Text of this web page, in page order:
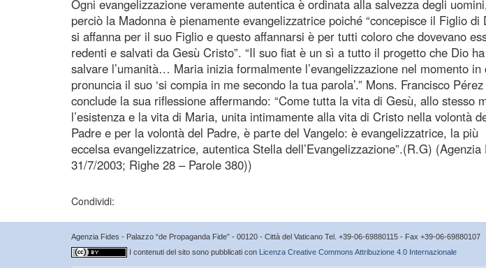
Ogni evangelizzazione veramente autentica è ordinata alla salvezza degli
perciò la Madonna è pienamente evangelizzatrice poiché “concepisce il Figlio di
si affanna per il suo Figlio e questo affannarsi è per tutti coloro che dovevano
redenti e salvati da Gesù Cristo”. “Il suo fiat è un sì a tutto il progetto che Dio
salvare l’umanità… Maria inizia formalmente l’evangelizzazione nel momento in
pronuncia il suo ‘si compia in me secondo la tua parola’.” Mons. Francisco Pérez
conclude la sua riflessione affermando: “Come tutta la vita di Gesù, allo stesso
l’esistenza e la vita di Maria, unita intimamente alla vita di Cristo nella volontà
Padre e per la volontà del Padre, è parte del Vangelo: è evangelizzatrice, la più
eccelsa evangelizzatrice, autentica Stella dell’Evangelizzazione”.(R.G) (Agenzia
31/7/2003; Righe 28 – Parole 380))
Condividi:
Agenzia Fides - Palazzo “de Propaganda Fide” - 00120 - Città del Vaticano Tel. +39-06-69880115 - Fax +39-06-69880107
I contenuti del sito sono pubblicati con Licenza Creative Commons Attribuzione 4.0 Internazionale